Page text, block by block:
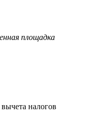
площадка
вычета налогов